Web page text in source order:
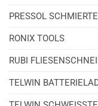
PRESSOL
RONIX TOOLS
RUBI
TELWIN